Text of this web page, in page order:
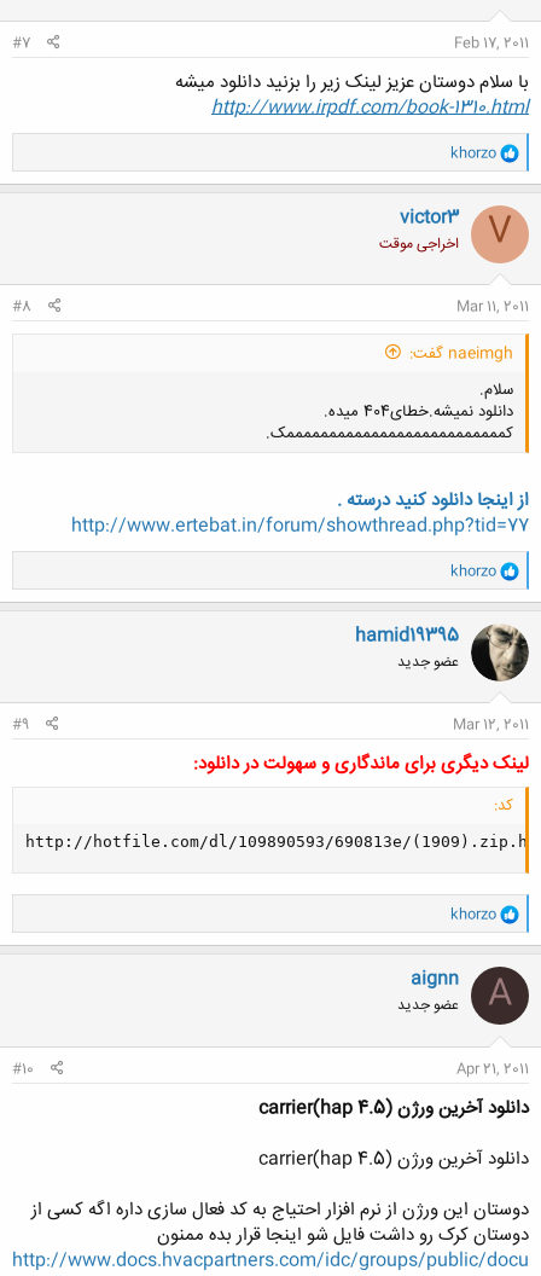
Feb 17, 2011
#7
با سلام دوستان عزیز لینک زیر را بزنید دانلود میشه
http://www.irpdf.com/book-1310.html
و
ا
ک
ن
ش
ه
ا
khorzo
V
victor3
اخراجی موقت
Mar 11, 2011
#8
naeimgh گفت:
سلام.
دانلود نمیشه.خطای404 میده.
کممممممممممممممممممممممممممک.
کلیک کنید تا باز شود...
از اینجا دانلود کنید درسته .
http://www.ertebat.in/forum/showthread.php?tid=77
و
ا
ک
ن
ش
ه
ا
khorzo
hamid19395
عضو جدید
Mar 12, 2011
#9
لینک دیگری برای ماندگاری و سهولت در دانلود:
کد:
http://hotfile.com/dl/109890593/690813e/
و
ا
ک
ن
ش
ه
ا
khorzo
A
aignn
عضو جدید
Apr 21, 2011
#10
دانلود آخرین ورژن (carrier(hap 4.5
دانلود آخرین ورژن (carrier(hap 4.5
دوستان این ورژن از نرم افزار احتیاج به کد فعال سازی داره اگه کسی از
دوستان کرک رو داشت فایل شو اینجا قرار بده ممنون
http://www.docs.hvacpartners.com/idc/groups/public/docu